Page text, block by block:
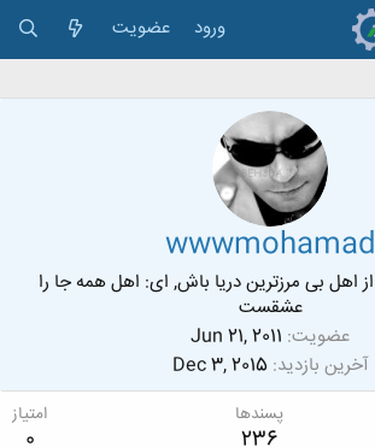
ورود عضویت
wwwmohamad
از اهل بی مرزترین دریا باش, ای: اهل همه جا را
عشقست
عضویت Jun 21, 2011
آخرین بازدید Dec 3, 2015
پسندها
236
امتیاز
0